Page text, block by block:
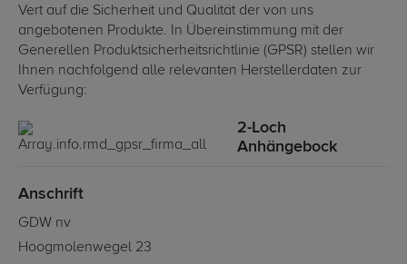
Vert auf die Sicherheit und Qualität der von uns
angebotenen Produkte. In Übereinstimmung mit der
Generellen Produktsicherheitsrichtlinie (GPSR) stellen wir
Ihnen nachfolgend alle relevanten Herstellerdaten zur
Verfügung:
2-Loch
Anhängebock
Anschrift
GDW nv
Hoogmolenwegel 23